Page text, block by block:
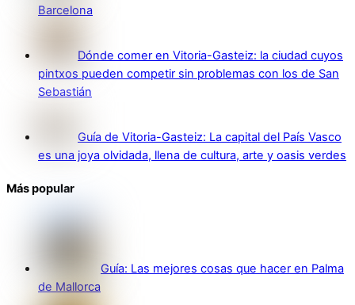
Barcelona
Dónde comer en Vitoria-Gasteiz: la ciudad cuyos
pintxos pueden competir sin problemas con los de San
Sebastián
Guía de Vitoria-Gasteiz: La capital del País Vasco
es una joya olvidada, llena de cultura, arte y oasis verdes
Más popular
Guía: Las mejores cosas que hacer en Palma
de Mallorca